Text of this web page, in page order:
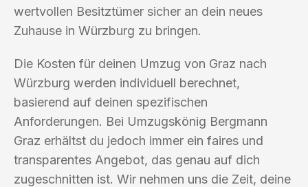
wertvollen Besitztümer sicher an dein neues
Zuhause in Würzburg zu bringen.
Die Kosten für deinen Umzug von Graz nach
Würzburg werden individuell berechnet,
basierend auf deinen spezifischen
Anforderungen. Bei Umzugskönig Bergmann
Graz erhältst du jedoch immer ein faires und
transparentes Angebot, das genau auf dich
zugeschnitten ist. Wir nehmen uns die Zeit, deine